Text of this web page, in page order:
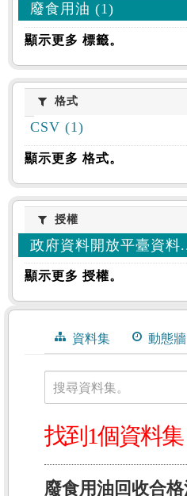
廢食用油 (1)
顯示更多 標籤。
格式格式
CSV (1)
顯示更多 格式。
授權授權
政府資料開放平臺資料
顯示更多 授權。
資料集 動態牆
搜尋資料集。
找到1個資料集
廢食用油回收合